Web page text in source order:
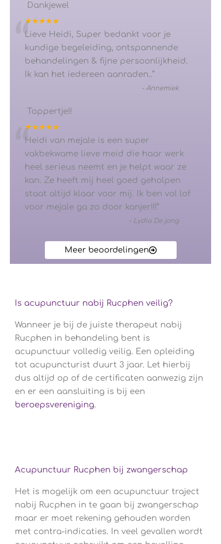
Dankjewel
★★★★★
“Lieve Heidi, Super bedankt voor je
kundige begeleiding, ontspannende
behandelingen & fijne persoonlijkheid.
Ik kan het iedereen aanraden..”
- Annemiek
Toppertje!!
★★★★★
“Heidi van mejale is een super
vakbekwame lieve meid die haar werk
heel serieus neemt en je helpt waar ze
kan. Ze heeft mij heel goed geholpen
staat altijd klaar voor mij. Ik ben vol lof
voor mejale ga zo door kanjer!!!”
- Lydia De jong
Meer beoordelingen
Is acupunctuur nabij Rucphen veilig?
Wanneer je bij de juiste therapeut nabij
Rucphen in behandeling bent is
acupunctuur volledig veilig. Een opleiding
tot acupuncturist duurt 3 jaar. Let hierbij
dus altijd op of de certificaten aanwezig zijn
en er een aansluiting is bij een
beroepsvereniging.
Acupunctuur Rucphen bij zwangerschap
Het is mogelijk om een acupunctuur traject
nabij Rucphen in te gaan bij zwangerschap
maar er moet rekening gehouden worden
met contra-indicaties. In veel gevallen wordt